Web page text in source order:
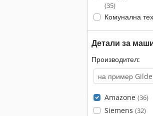
(35)
Комунална
Детали за
Производител:
Amazone (36)
Siemens (32)